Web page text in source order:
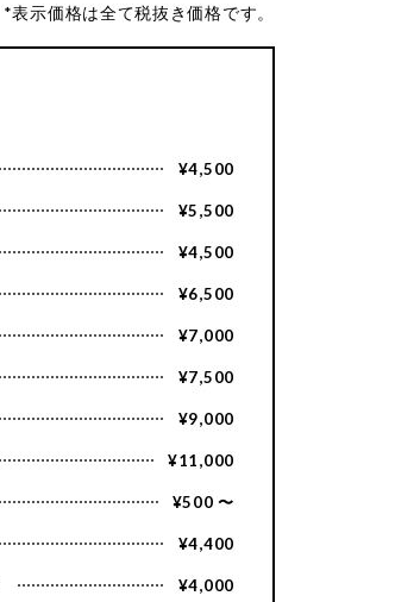
*表示価格は全て税抜き価格です。
¥4,500
¥5,500
¥4,500
¥6,500
¥7,000
¥7,500
¥9,000
¥11,000
¥500 〜
¥4,400
¥4,000